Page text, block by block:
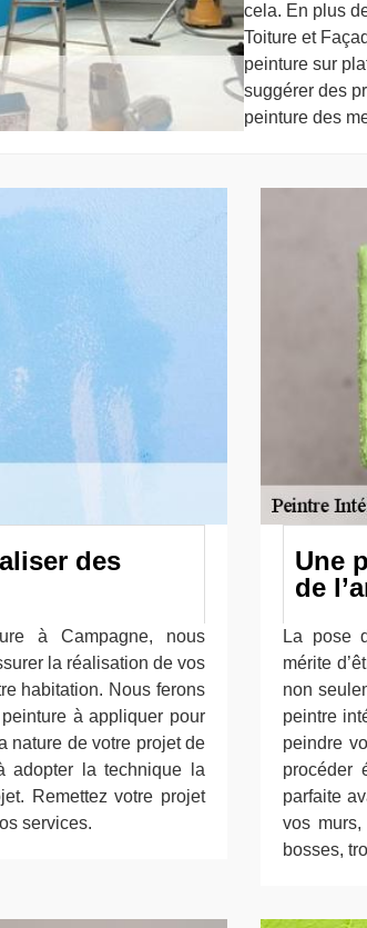
cela. En plus
Toiture et
peinture sur
suggérer des
peinture des
des
à Campagne, nous
la réalisation de vos
habitation. Nous ferons
à appliquer pour
nature de votre projet de
adopter la technique la
Remettez votre projet
services.
Une
de
La pose
mérite
non
peintre
peindre
procéder
parfaite
vos murs,
bosses,